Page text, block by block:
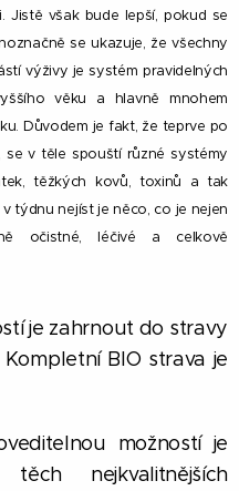
Jistě však bude lepší, pokud se
se ukazuje, že všechny
výživy je systém pravidelných
věku a hlavně mnohem
Důvodem je fakt, že teprve po
se v těle spouští různé systémy
těžkých kovů, toxinů a tak
týdnu nejíst je něco, co je nejen
očistné, léčivé a celkově
je zahrnout do stravy
BIO strava je
možností je
nejkvalitnějších